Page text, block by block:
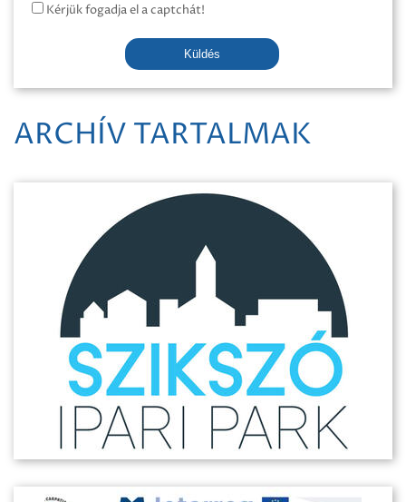
Kérjük fogadja el a captchát!
Küldés
ARCHÍV TARTALMAK